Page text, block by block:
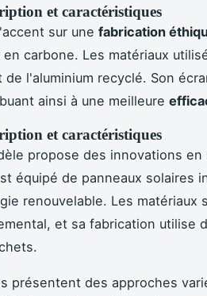
et caractéristiques
sur une fabrication
carbone. Les matériaux
l'aluminium recyclé. Son
ainsi à une meilleure
et caractéristiques
propose des innovations en
équipé de panneaux solaires
renouvelable. Les matériaux
et sa fabrication utilise
présentent des approches